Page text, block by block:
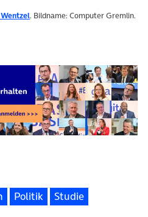
. Bildname: Computer Gremlin.
Politik
Studie